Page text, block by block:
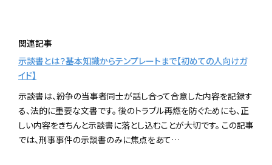
関連記事
示談書とは？基本知識からテンプレートまで【初めての人向けガ
イド】
示談書は、紛争の当事者同士が話し合って合意した内容を記録す
る、法的に重要な文書です。 後のトラブル再燃を防ぐためにも、正
しい内容をきちんと示談書に落とし込むことが大切です。 この記事
では、刑事事件の示談書のみに焦点をあて…